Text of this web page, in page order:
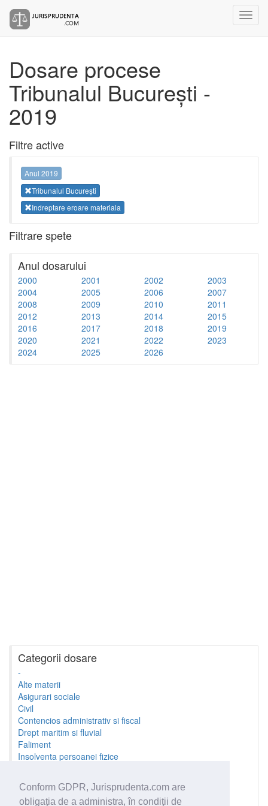
Conform GDPR, Jurisprudenta.com are
obligaţia de a administra, în condiţii de
Dosare procese
Tribunalul București -
2019
Filtre active
Anul 2019
Tribunalul București
Indreptare eroare materiala
Filtrare spete
Anul dosarului
2000 2001 2002
2003
2004
2005 2006
2007
2008
2009 2010
2011
2012
2013 2014
2015
2016
2017 2018
2019
2020
2021 2022
2023
2024
2025 2026
Categorii dosare
-
Alte materii
Asigurari sociale
Civil
Contencios administrativ si fiscal
Drept maritim si fluvial
Faliment
Insolventa persoanei fizice
Minori si familie